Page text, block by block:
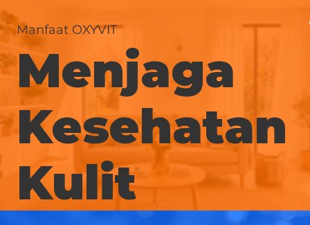
Manfaat OXYVIT
Menjaga
Kesehatan
Kulit